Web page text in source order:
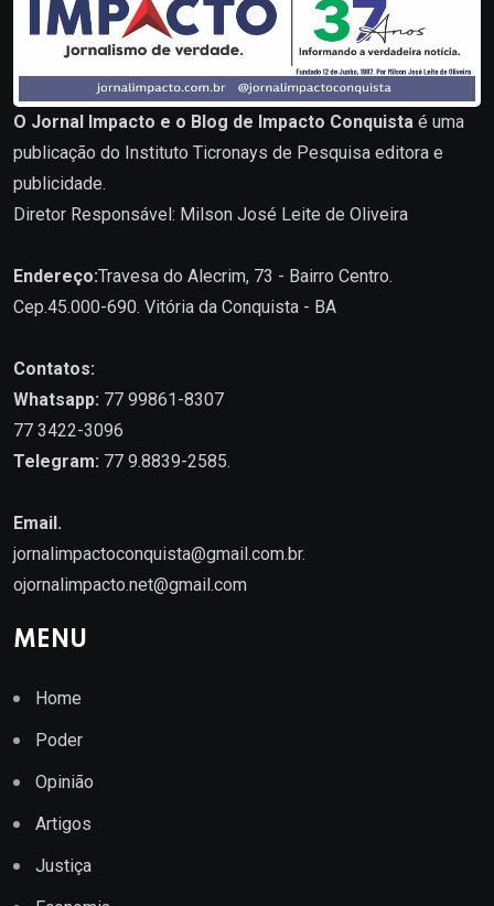
O Jornal Impacto e o Blog de Impacto Conquista é uma
publicação do Instituto Ticronays de Pesquisa editora e
publicidade.
Diretor Responsável: Milson José Leite de Oliveira
Endereço:Travesa do Alecrim, 73 - Bairro Centro.
Cep.45.000-690. Vitória da Conquista - BA
Contatos:
Whatsapp: 77 99861-8307
77 3422-3096
Telegram: 77 9.8839-2585.
Email.
jornalimpactoconquista@gmail.com.br.
ojornalimpacto.net@gmail.com
MENU
Home
Poder
Opinião
Artigos
Justiça